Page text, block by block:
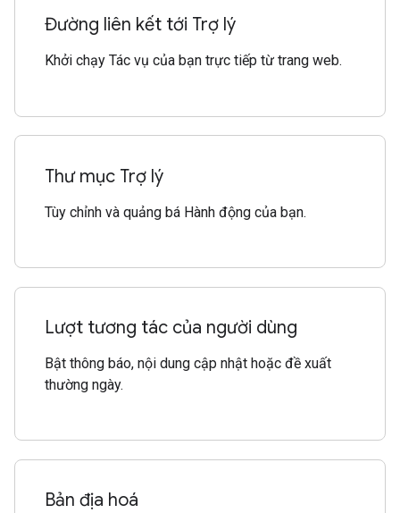
Đường liên kết tới Trợ lý
Khởi chạy Tác vụ của bạn trực tiếp từ trang web.
Thư mục Trợ lý
Tùy chỉnh và quảng bá Hành động của bạn.
Lượt tương tác của người dùng
Bật thông báo, nội dung cập nhật hoặc đề xuất
thường ngày.
Bản địa hoá